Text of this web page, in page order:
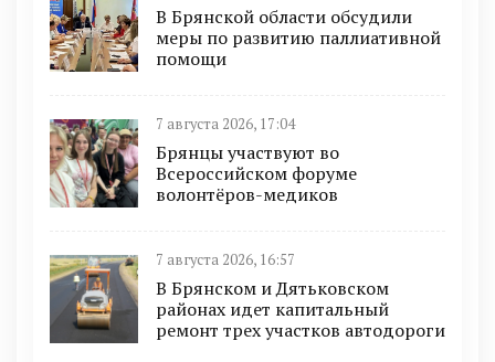
В Брянской области обсудили
меры по развитию паллиативной
помощи
7 августа 2026, 17:04
Брянцы участвуют во
Всероссийском форуме
волонтёров-медиков
7 августа 2026, 16:57
В Брянском и Дятьковском
районах идет капитальный
ремонт трех участков автодороги